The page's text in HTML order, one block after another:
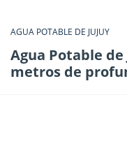
AGUA POTABLE DE JUJUY
Agua Potable
metros de